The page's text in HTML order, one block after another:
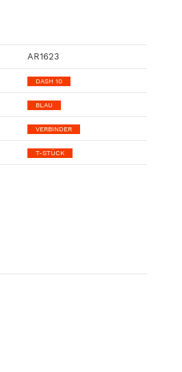
AR1623
DASH 10
BLAU
VERBINDER
T-STÜCK